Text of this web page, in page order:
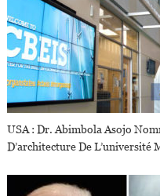
USA : Dr. Abimbola Asojo
D’architecture De L’université